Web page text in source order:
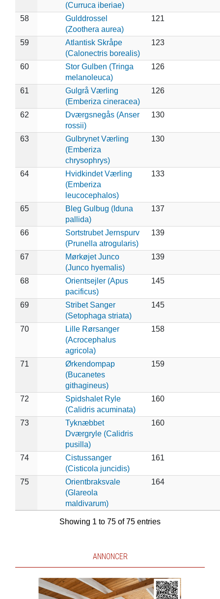
(Curruca iberiae)
58
Gulddrossel
(Zoothera aurea)
121
59
Atlantisk Skråpe
(Calonectris borealis)
123
60
Stor Gulben (Tringa
melanoleuca)
126
61
Gulgrå Værling
(Emberiza cineracea)
126
62
Dværgsnegås (Anser
rossii)
130
63
Gulbrynet Værling
(Emberiza
chrysophrys)
130
64
Hvidkindet Værling
(Emberiza
leucocephalos)
133
65
Bleg Gulbug (Iduna
pallida)
137
66
Sortstrubet Jernspurv
(Prunella atrogularis)
139
67
Mørkøjet Junco
(Junco hyemalis)
139
68
Orientsejler (Apus
pacificus)
145
69
Stribet Sanger
(Setophaga striata)
145
70
Lille Rørsanger
(Acrocephalus
agricola)
158
71
Ørkendompap
(Bucanetes
githagineus)
159
72
Spidshalet Ryle
(Calidris acuminata)
160
73
Tyknæbbet
Dværgryle (Calidris
pusilla)
160
74
Cistussanger
(Cisticola juncidis)
161
75
Orientbraksvale
(Glareola
maldivarum)
164
Showing 1 to 75 of 75 entries
ANNONCER